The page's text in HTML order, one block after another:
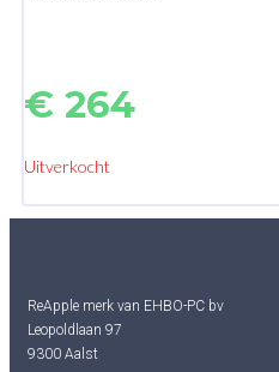
€ 264
Uitverkocht
ReApple merk van EHBO-PC bv
Leopoldlaan 97
9300 Aalst